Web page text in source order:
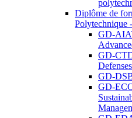
Diplôme de
Polytechnique
GD-
GD-
Defenses
GD-
GD-